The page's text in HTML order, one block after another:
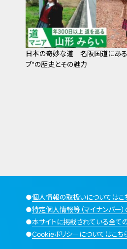
日本の奇妙な道 名阪国道にある
ブ"の歴史とその魅力
●個人情報の取扱いについてはこ
●特定個人情報等（マイナンバー
●本サイトに掲載されている全ての
●Cookieポリシーについてはこち